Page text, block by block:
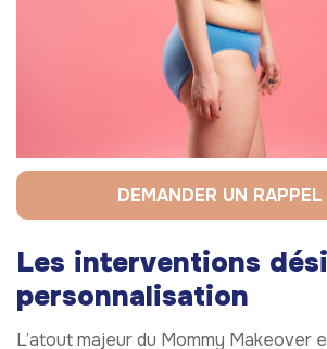
DEMANDER UN RAPPEL
Les interventions
personnalisation
L’atout majeur du Mommy Makeover